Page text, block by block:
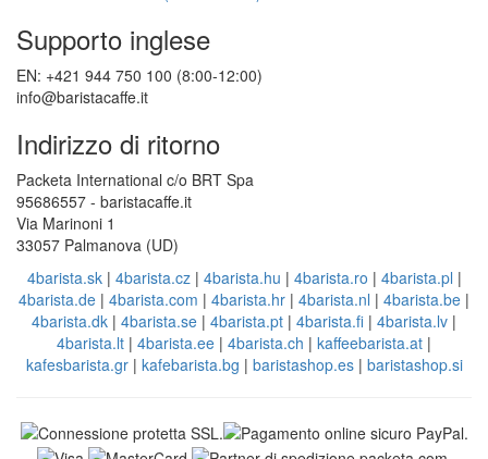
Supporto inglese
EN: +421 944 750 100 (8:00-12:00)
info@baristacaffe.it
Indirizzo di ritorno
Packeta International c/o BRT Spa
95686557 - baristacaffe.it
Via Marinoni 1
33057 Palmanova (UD)
4barista.sk| 4barista.cz| 4barista.hu | 4barista.ro | 4barista.pl |
4barista.de | 4barista.com | 4barista.hr | 4barista.nl | 4barista.be |
4barista.dk | 4barista.se | 4barista.pt | 4barista.fi | 4barista.lv |
4barista.lt | 4barista.ee | 4barista.ch | kaffeebarista.at |
kafesbarista.gr| kafebarista.bg | baristashop.es| baristashop.si